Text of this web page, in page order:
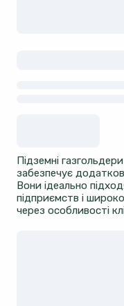
Підземні
забезпечує
Вони ідеально
підприємств і
через особливості